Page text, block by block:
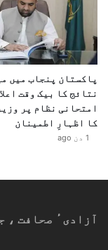
پاکستان پنجاب میں
نتائج کا بیک وقت
امتحانی نظام پر
کا اظہارِ اطمینان
1 دن ago
آزادیٴ صحافت ،